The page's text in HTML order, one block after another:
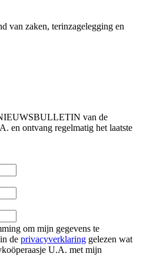
van zaken, terinzagelegging en
van de
en ontvang regelmatig het laatste
om mijn gegevens te
de privacyverklaring gelezen wat
U.A. met mijn